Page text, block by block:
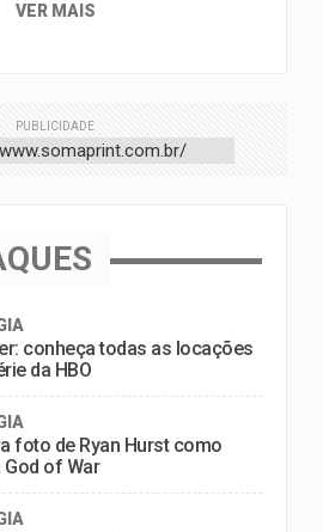
VER MAIS
PUBLICIDADE
conheça todas as locações
da HBO
foto de Ryan Hurst como
of War